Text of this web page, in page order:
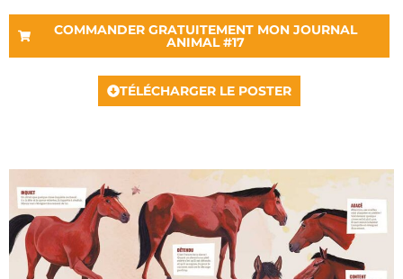
COMMANDER GRATUITEMENT MON JOURNAL
ANIMAL #17
TÉLÉCHARGER LE POSTER